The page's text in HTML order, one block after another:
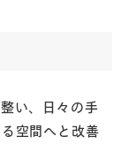
い、日々の手
空間へと改善